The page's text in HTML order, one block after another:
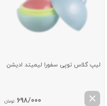
لیپ گلاس توپی سفورا لیمیتد ادیشن
698/000 تومان